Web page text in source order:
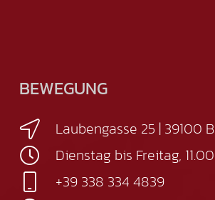
BEWEGUNG
Laubengasse 25 | 39100
Dienstag bis Freitag,
+39 338 334 4839